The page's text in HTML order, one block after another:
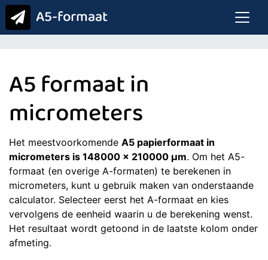
A5-formaat
A5 formaat in
micrometers
Het meestvoorkomende A5 papierformaat in
micrometers is 148000 x 210000 μm. Om het A5-
formaat (en overige A-formaten) te berekenen in
micrometers, kunt u gebruik maken van onderstaande
calculator. Selecteer eerst het A-formaat en kies
vervolgens de eenheid waarin u de berekening wenst.
Het resultaat wordt getoond in de laatste kolom onder
afmeting.